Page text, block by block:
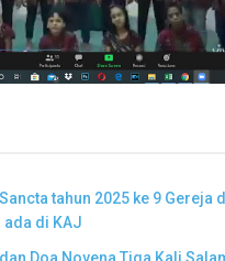
tahun 2025 ke 9 Gereja
ada di KAJ